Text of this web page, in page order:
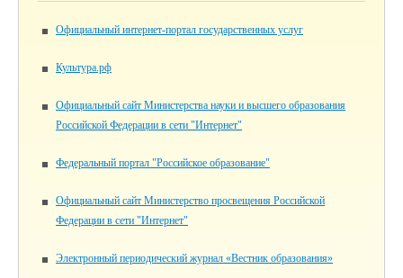
Официальный интернет-портал государственных услуг
Культура.рф
Официальный сайт Министерства науки и высшего образования
Российской Федерации в сети "Интернет"
Федеральный портал "Российское образование"
Официальный сайт Министерство просвещения Российской
Федерации в сети "Интернет"
Электронный периодический журнал «Вестник образования»